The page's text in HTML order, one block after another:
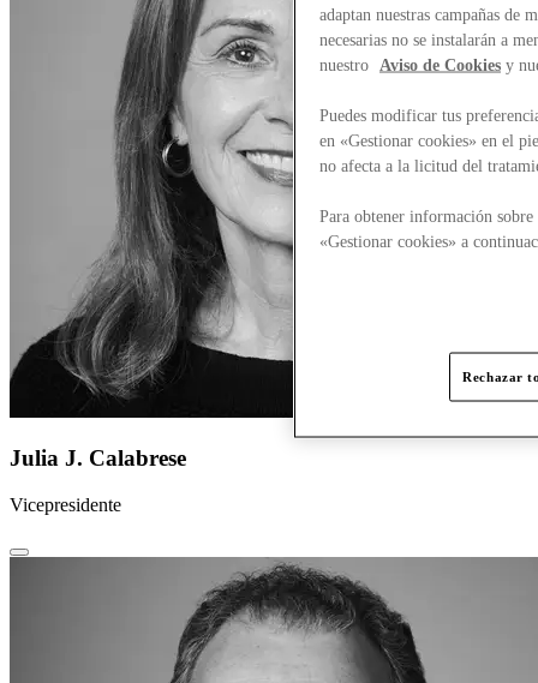
Julia J. Calabrese
Vicepresidente
adaptan nuestras campañas de
necesarias no se instalarán a
nuestro
Aviso de Cookies y
Puedes modificar tus
en «Gestionar cookies» en el
no afecta a la licitud del
Para obtener información
«Gestionar cookies» a
Rechazar